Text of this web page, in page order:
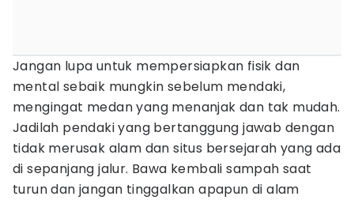
Jangan lupa untuk mempersiapkan fisik dan
mental sebaik mungkin sebelum mendaki,
mengingat medan yang menanjak dan tak mudah.
Jadilah pendaki yang bertanggung jawab dengan
tidak merusak alam dan situs bersejarah yang ada
di sepanjang jalur. Bawa kembali sampah saat
turun dan jangan tinggalkan apapun di alam